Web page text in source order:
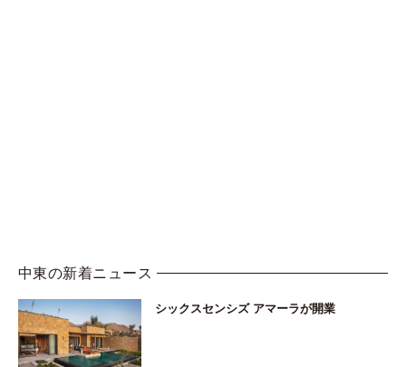
中東の新着ニュース
シックスセンシズ アマーラが開業